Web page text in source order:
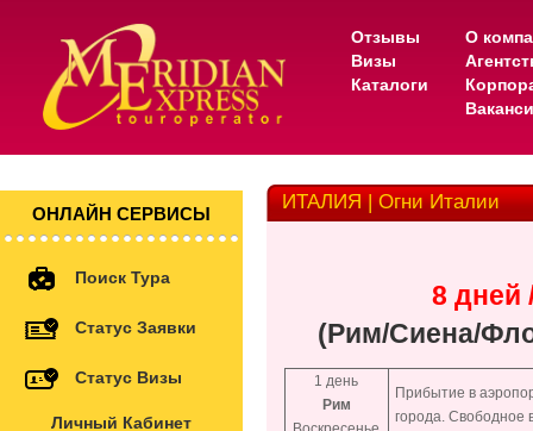
Отзывы
Визы
Каталоги
О
ОНЛАЙН СЕРВИСЫ
Поиск Тура
Статус Заявки
Статус Визы
Личный Кабинет
ИТАЛИЯ | Огни Италии
8 дней
(Рим/Сиена/
1 день
Рим
Прибытие в
города. Свободное